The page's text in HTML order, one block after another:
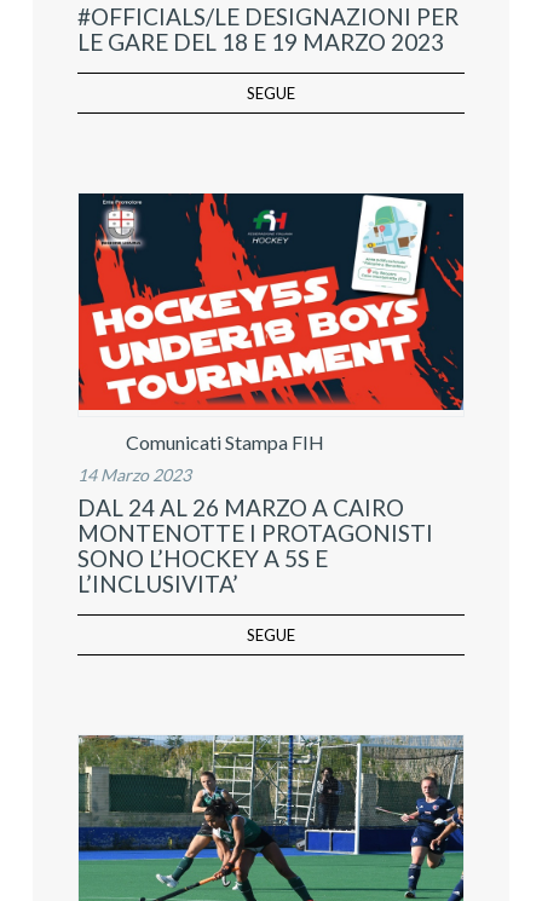
#OFFICIALS/LE DESIGNAZIONI PER
LE GARE DEL 18 E 19 MARZO 2023
SEGUE
Comunicati Stampa FIH
14 Marzo 2023
DAL 24 AL 26 MARZO A CAIRO
MONTENOTTE I PROTAGONISTI
SONO L’HOCKEY A 5S E
L’INCLUSIVITA’
SEGUE